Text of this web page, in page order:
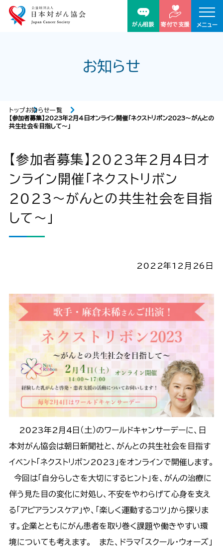
がん相談 寄付で支援 メニュー
お知らせ
トップお知らせ一覧
【参加者募集】2023年2月4日オンライン開催「ネクストリボン2023～がんとの
共生社会を目指して～」
【参加者募集】2023年2月4日オ
ンライン開催「ネクストリボン
2023～がんとの共生社会を目指
して～」
2022年12月26日
2023年2月4日（土）のワールドキャンサーデーに、日
本対がん協会は朝日新聞社と、がんとの共生社会を目指す
イベント「ネクストリボン2023」をオンラインで開催します。
今回は「自分らしさを大切にするヒント」を、がんの治療に
伴う見た目の変化に対処し、不安をやわらげて心身を支え
る「アピアランスケア」や、「楽しく運動するコツ」から探りま
す。企業とともにがん患者を取り巻く課題や働きやすい環
境についても考えます。 また、ドラマ「スクール・ウォーズ」